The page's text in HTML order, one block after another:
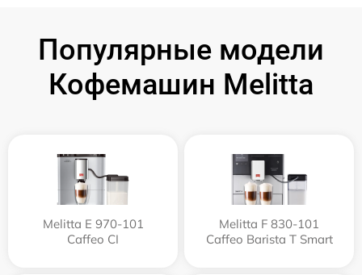
Популярные модели
Кофемашин Melitta
Melitta Е 970-101
Caffeo CI
Melitta F 830-101
Caffeo Barista T Smart